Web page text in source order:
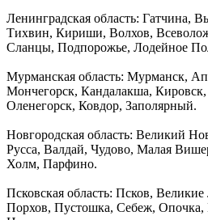
Ленинградская область: Гатчина,
Тихвин, Кириши, Волхов,
Сланцы, Подпорожье, Лодейное
Мурманская область: Мурманск,
Мончегорск, Кандалакша,
Оленегорск, Ковдор, Заполярный.
Новгородская область: Великий
Русса, Валдай, Чудово, Малая
Холм, Парфино.
Псковская область: Псков,
Порхов, Пустошка, Себеж,